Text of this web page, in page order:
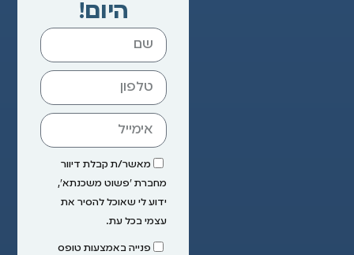
מאשר/ת קבלת דיוור
מחברת ״פשוט משכנתא״,
ידוע לי שאוכל להסיר את
עצמי בכל עת.
פנייה באמצעות טופס